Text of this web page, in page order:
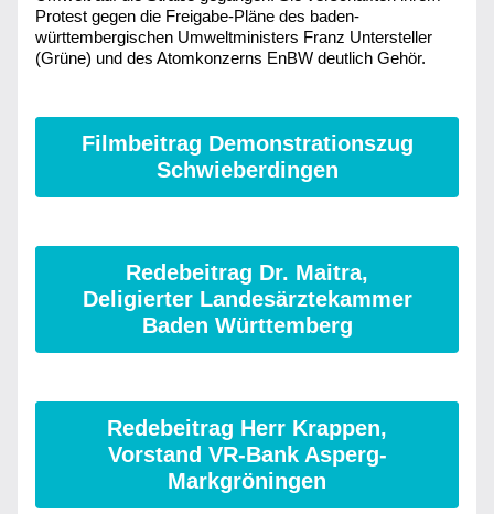
Protest gegen die Freigabe-Pläne des baden-
württembergischen Umweltministers Franz Untersteller
(Grüne) und des Atomkonzerns EnBW deutlich Gehör.
Filmbeitrag Demonstrationszug
Schwieberdingen
Redebeitrag Dr. Maitra,
Deligierter Landesärztekammer
Baden Württemberg
Redebeitrag Herr Krappen,
Vorstand VR-Bank Asperg-
Markgröningen